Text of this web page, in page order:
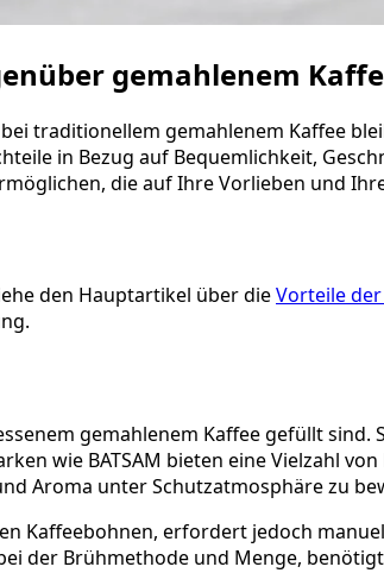
gemahlenem
traditionellem gemahlenem Kaffee
in Bezug auf Bequemlichkeit,
die auf Ihre Vorlieben und
den Hauptartikel über dieVorteile
gemahlenem Kaffee gefüllt
wie BATSAM bieten eine Vielzahl
Aroma unter Schutzatmosphäre zu
Kaffeebohnen, erfordert jedoch
der Brühmethode und Menge,